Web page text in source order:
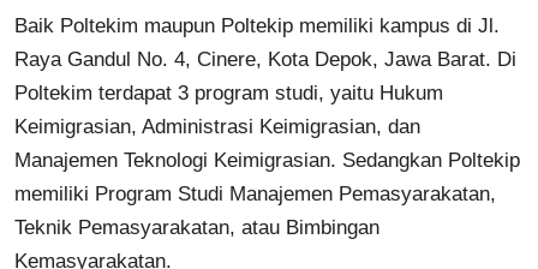
Baik Poltekim maupun Poltekip memiliki kampus di Jl.
Raya Gandul No. 4, Cinere, Kota Depok, Jawa Barat. Di
Poltekim terdapat 3 program studi, yaitu Hukum
Keimigrasian, Administrasi Keimigrasian, dan
Manajemen Teknologi Keimigrasian. Sedangkan Poltekip
memiliki Program Studi Manajemen Pemasyarakatan,
Teknik Pemasyarakatan, atau Bimbingan
Kemasyarakatan.